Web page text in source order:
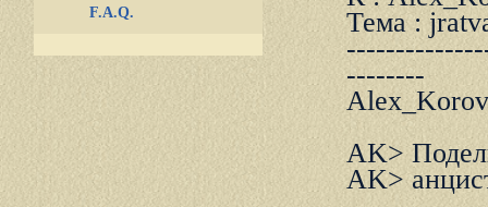
F.A.Q.
Тема :
--------
AK>
AK>